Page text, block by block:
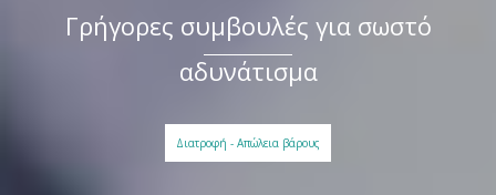
Γρήγορες συμβουλές για σωστό
αδυνάτισμα
Διατροφή - Απώλεια βάρους